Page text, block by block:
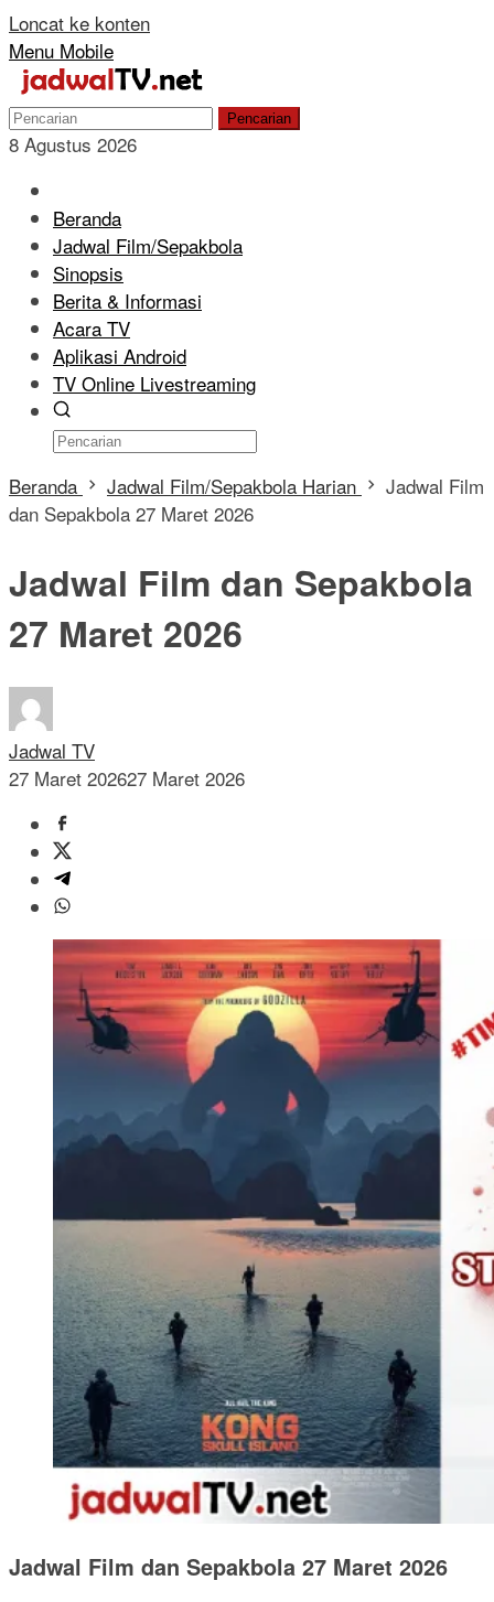
Loncat ke konten
Menu Mobile
Pencarian
8 Agustus 2026
Beranda
Jadwal Film/Sepakbola
Sinopsis
Berita & Informasi
Acara TV
Aplikasi Android
TV Online Livestreaming
Beranda Jadwal Film/Sepakbola Harian
Jadwal Film
dan Sepakbola 27 Maret 2026
Jadwal Film dan Sepakbola
27 Maret 2026
Jadwal TV
27 Maret 202627 Maret 2026
Jadwal Film dan Sepakbola 27 Maret 2026